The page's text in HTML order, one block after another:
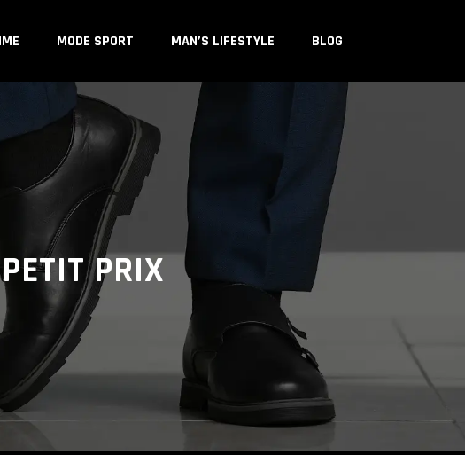
MODE SPORT MAN’S LIFESTYLE BLOG
PRIX